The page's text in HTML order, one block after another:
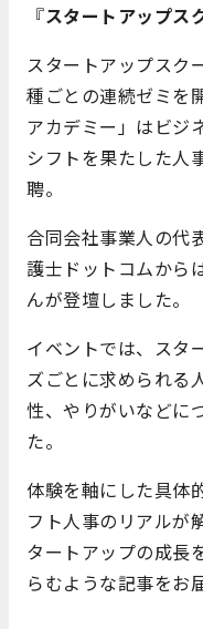
『スタートアップス
スタートアップスク
種ごとの連続ゼミを
アカデミー」はビジ
シフトを果たした人
聘。
合同会社事業人の代
護士ドットコムから
んが登壇しました。
イベントでは、スタ
ズごとに求められる
性、やりがいなどに
た。
体験を軸にした具体
フト人事のリアルが
タートアップの成長
らむような記事をお